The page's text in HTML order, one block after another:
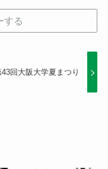
する
43回大阪大学夏まつり